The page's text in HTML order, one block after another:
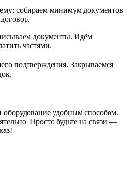
собираем минимум документов
документы. Идём
частями.
подтверждения. Закрываемся
удобным способом.
Просто будьте на связи —